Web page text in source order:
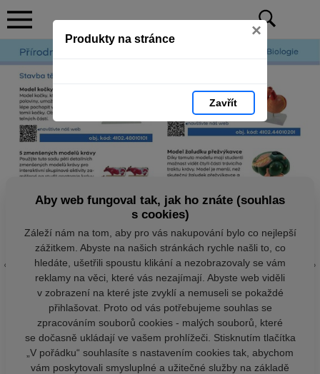
Produkty na stránce ×
Zavřít
Aby web fungoval tak, jak ho znáte (souhlas
s cookies)
Záleží nám na tom, aby pro vás nakupování bylo co nejlepší
zážitkem. Abyste na našich stránkách rychle našli to, co
hledáte, ušetřili spoustu klikání a nezobrazovaly se vám
reklamy na věci, které vás nezajímají. Abyste web viděli
v zobrazení na které jste zvyklí a nemuseli se pokaždé
přihlašovat. Proto od vás potřebujeme souhlas se
zpracováním souborů cookies - malých souborů, které
se dočasně ukládají ve vašem prohlížeči. Stisknutím tlačítka
„V pořádku“ souhlasíte s nastavením cookies tak, abychom
vám poskytovali smysluplné a užitečné služby na základě